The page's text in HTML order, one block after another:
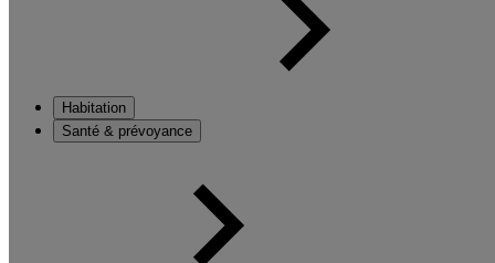
Habitation
Santé & prévoyance